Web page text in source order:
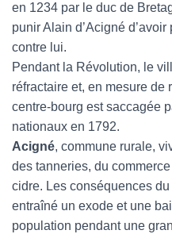
en 1234 par le duc de
punir Alain d’Acigné
contre lui.
Pendant la Révolution, le
réfractaire et, en mesure de
centre-bourg est saccagée
nationaux en 1792.
Acigné, commune rurale,
des tanneries, du
cidre. Les conséquences
entraîné un exode et une
population pendant une